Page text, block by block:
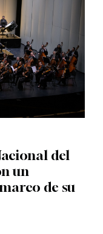
del
un
de su